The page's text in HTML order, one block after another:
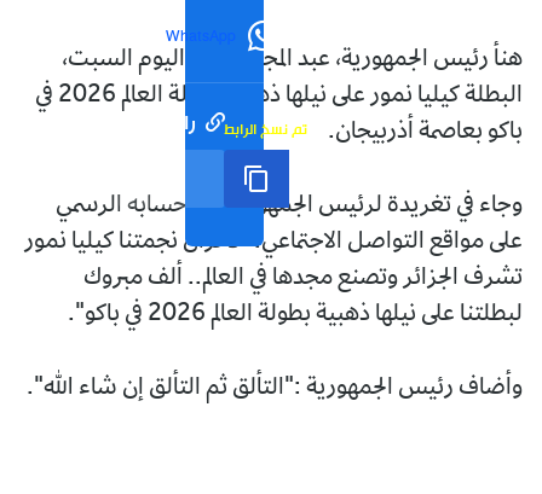
WhatsApp
رابط مختصر تم نسخ الرابط
هنأ رئيس الجمهورية، عبد المجيد تبون، اليوم السبت،
البطلة كيليا نمور على نيلها ذهبية بطولة العالم 2026 في
باكو بعاصمة أذربيجان.
وجاء في تغريدة لرئيس الجمهورية عبر حسابه الرسمي
على مواقع التواصل الاجتماعي: "لا تزال نجمتنا كيليا نمور
تشرف الجزائر وتصنع مجدها في العالم.. ألف مبروك
لبطلتنا على نيلها ذهبية بطولة العالم 2026 في باكو".
وأضاف رئيس الجمهورية :"التألق ثم التألق إن شاء الله".